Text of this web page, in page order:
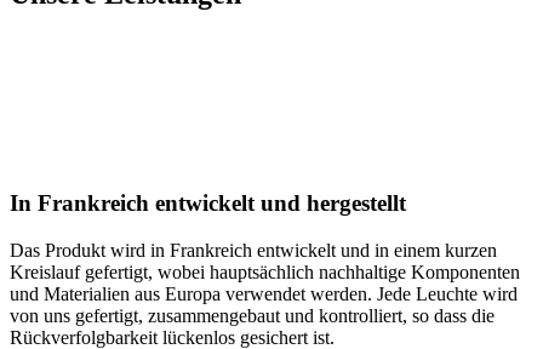
In Frankreich entwickelt und hergestellt
Das Produkt wird in Frankreich entwickelt und in einem kurzen
Kreislauf gefertigt, wobei hauptsächlich nachhaltige Komponenten
und Materialien aus Europa verwendet werden. Jede Leuchte wird
von uns gefertigt, zusammengebaut und kontrolliert, so dass die
Rückverfolgbarkeit lückenlos gesichert ist.